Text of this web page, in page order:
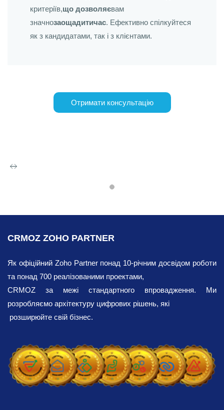
критеріїв,що дозволяєвам
значнозаощадитичас. Ефективно спілкуйтеся
як з кандидатами, так і з клієнтами.
Отримати консультацію
Zoho Workerly
Zoho Corporation розробник програмного
оптимізації робочих процесів на
Відповідно, компанія врахувала потреби
кадрових агентств, які спеціалізуються
на ефективному управлінні персоналом.
За допомогою Zoho Workerly ви можете
такі необхідні функції, як управління
кандидатами, управління клієнтами,
планування змін та виставлення
CRMOZ ZOHO PARTNER
Як офіційний Zoho Partner понад 10-річним досвідом роботи
та понад 700 реалізованими проектами,
CRMOZ за межі стандартного впровадження. Ми
розробляємо архітектуру цифрових рішень, які
розширюйте свій бізнес.